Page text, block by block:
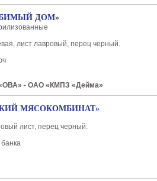
ДОМ»
лист лавровый, перец черный.
- ОАО «КМПЗ «Дейма»
МЯСОКОМБИНАТ»
лист, перец черный.